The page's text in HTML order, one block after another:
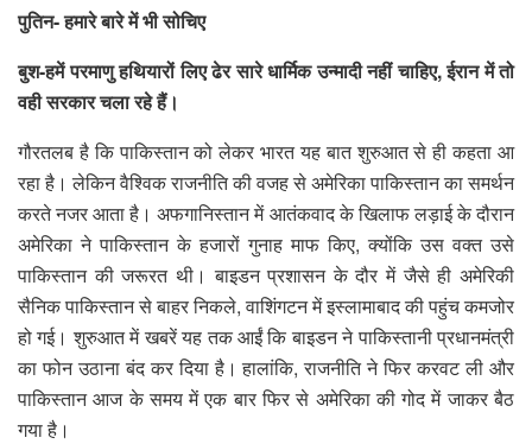
पुतिन- हमारे बारे में भी सोचिए
बुश-हमें परमाणु हथियारों लिए ढेर सारे धार्मिक उन्मादी नहीं चाहिए, ईरान में तो
वही सरकार चला रहे हैं।
गौरतलब है कि पाकिस्तान को लेकर भारत यह बात शुरुआत से ही कहता आ
रहा है। लेकिन वैश्विक राजनीति की वजह से अमेरिका पाकिस्तान का समर्थन
करते नजर आता है। अफगानिस्तान में आतंकवाद के खिलाफ लड़ाई के दौरान
अमेरिका ने पाकिस्तान के हजारों गुनाह माफ किए, क्योंकि उस वक्त उसे
पाकिस्तान की जरूरत थी। बाइडन प्रशासन के दौर में जैसे ही अमेरिकी
सैनिक पाकिस्तान से बाहर निकले, वाशिंगटन में इस्लामाबाद की पहुंच कमजोर
हो गई। शुरुआत में खबरें यह तक आईं कि बाइडन ने पाकिस्तानी प्रधानमंत्री
का फोन उठाना बंद कर दिया है। हालांकि, राजनीति ने फिर करवट ली और
पाकिस्तान आज के समय में एक बार फिर से अमेरिका की गोद में जाकर बैठ
गया है।